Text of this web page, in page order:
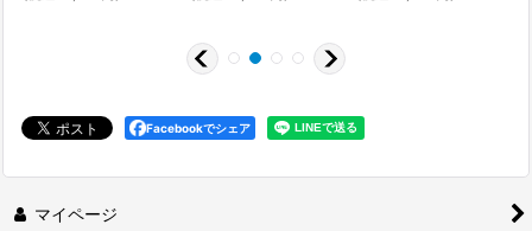
Facebookでシェア
マイページ